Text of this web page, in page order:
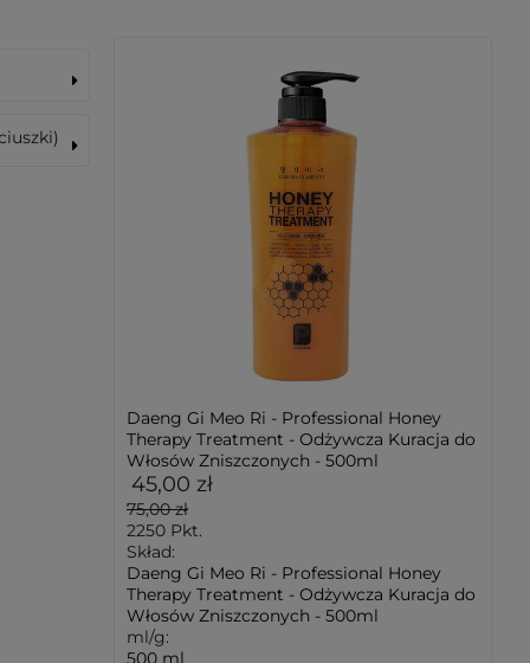
Daeng Gi Meo Ri - Professional Honey
Therapy Treatment - Odżywcza Kuracja do
Włosów Zniszczonych - 500ml
45,00 zł
75,00 zł
2250 Pkt.
Skład:
Daeng Gi Meo Ri - Professional Honey
Therapy Treatment - Odżywcza Kuracja do
Włosów Zniszczonych - 500ml
ml/g:
500 ml